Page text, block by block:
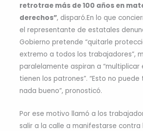
retrotrae más de 100 años en
derechos”, disparó.En lo que
el representante de estatales
Gobierno pretende “quitarle
extremo a todos los trabajadores”,
paralelamente aspiran a “multiplicar
tienen los patrones”. “Esto no puede
nada bueno”, pronosticó.
Por ese motivo llamó a los
salir a la calle a manifestarse contra